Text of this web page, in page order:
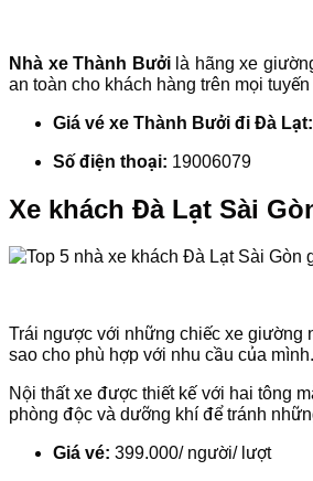
Nhà xe Thành Bưởi là hãng xe
an toàn cho khách hàng trên mọi
Giá vé xe Thành Bưởi đi Đà Lạt:
Số điện thoại: 19006079
Xe khách Đà Lạt Sài
Trái ngược với những chiếc xe giường
sao cho phù hợp với nhu cầu của mình.
Nội thất xe được thiết kế với hai tông
phòng độc và dưỡng khí để tránh
Giá vé: 399.000/ người/ lượt